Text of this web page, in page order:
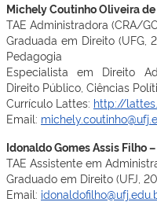
Michely Coutinho Oliveira
TAE Administradora (CRA/
Graduada em Direito (UFG,
Pedagogia
Especialista em Direito
Direito Público, Ciências
Currículo Lattes: http://
Email:
Idonaldo Gomes Assis Filho
TAE Assistente em
Graduado em Direito (UFJ,
Email: